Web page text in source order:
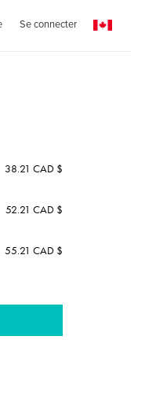
Se connecter
38.21 CAD $
52.21 CAD $
55.21 CAD $